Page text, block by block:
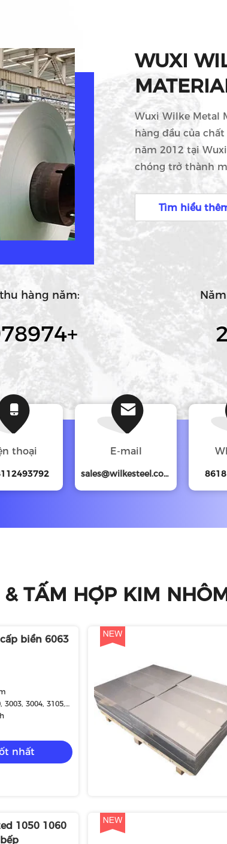
WUXI
Wuxi Wilke Metal
hàng đầu của
năm 2012 tại
chóng trở thành
uy tín và đáng tin
giới. Tại Wuxi
hào về việc cung
ứng các tiêu
người có một hồ sơ
Tìm hiểu
hàng năm:
+
Năm
thoại E-mail
sales@wilkesteel.com
TẤM HỢP KIM
biển 6063
3003, 3004, 3105,
7075, v.v.
nhất
1050 1060